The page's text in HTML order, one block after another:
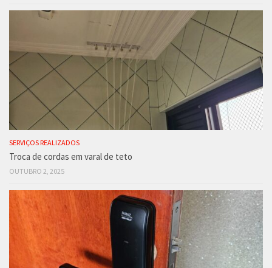
SERVIÇOS REALIZADOS
Troca de cordas em varal de teto
OUTUBRO 2, 2025